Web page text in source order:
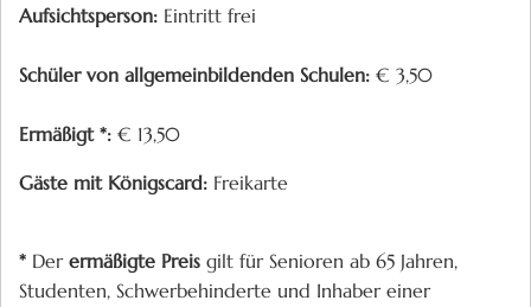
Aufsichtsperson: Eintritt frei
Schüler von allgemeinbildenden Schulen: € 3,50
Ermäßigt *: € 13,50
Gäste mit Königscard: Freikarte
* Derermäßigte Preis gilt für Senioren ab 65 Jahren,
Studenten, Schwerbehinderte und Inhaber einer